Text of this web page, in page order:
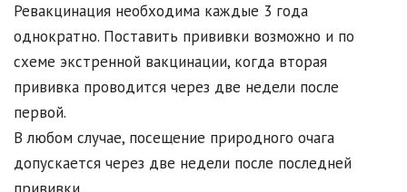
Ревакцинация необходима каждые 3 года
однократно. Поставить прививки возможно и по
схеме экстренной вакцинации, когда вторая
прививка проводится через две недели после
первой.
В любом случае, посещение природного очага
допускается через две недели после последней